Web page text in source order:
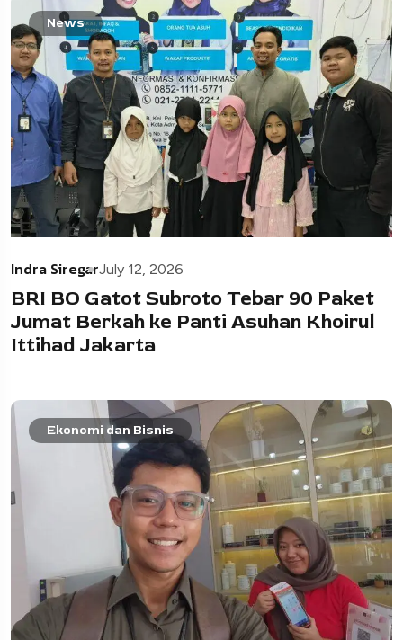
News
Indra SiregarJuly 12, 2026
BRI BO Gatot Subroto Tebar 90 Paket
Jumat Berkah ke Panti Asuhan Khoirul
Ittihad Jakarta
Ekonomi dan Bisnis